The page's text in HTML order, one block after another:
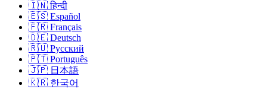
🇮🇳 हिन्दी
🇪🇸 Español
🇫🇷 Français
🇩🇪 Deutsch
🇷🇺 Русский
🇵🇹 Português
🇯🇵 日本語
🇰🇷 한국어